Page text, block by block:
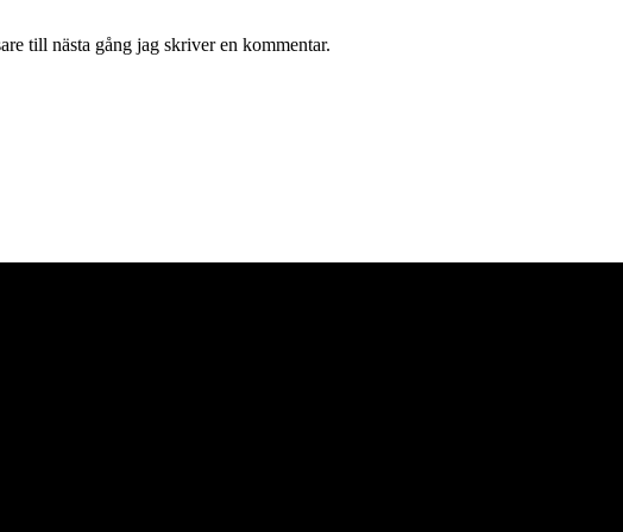
till nästa gång jag skriver en kommentar.